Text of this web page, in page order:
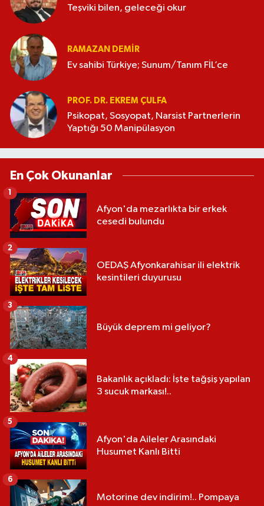
Teşviki bilen, geleceği okur
RAMAZAN DEMİR
Ev sahibi Türkiye; Sunum/Tanım FİL’ce
PROF. DR. EKREM ÇULFA
Psikopat, Sosyopat, Narsist Partnerlerin
Yaptığı 50 Manipülasyon
En Çok Okunanlar
Afyon'da mezarlıkta bir erkek
cesedi bulundu
1
OEDAŞ Afyonkarahisar ili elektrik
kesintileri duyurusu
2
Büyük deprem mi geliyor?
3
Bakanlık açıkladı: İşte tağşiş yapılan
3 sucuk markası!..
4
Afyon'da Aileler Arasındaki
Husumet Kanlı Bitti
5
Motorine dev indirim!.. Pompaya
6